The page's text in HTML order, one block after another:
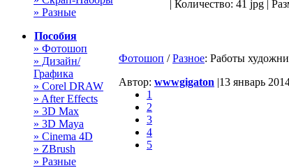
» Разные
Пособия
» Фотошоп
» Дизайн/
Графика
» Corel DRAW
» After Effects
» 3D Max
» 3D Maya
» Cinema 4D
» ZBrush
» Разные
| Количество: 41 jpg |
Фотошоп /Разное: Работы
Автор: wwwgigaton |13 январь
1
2
3
4
5